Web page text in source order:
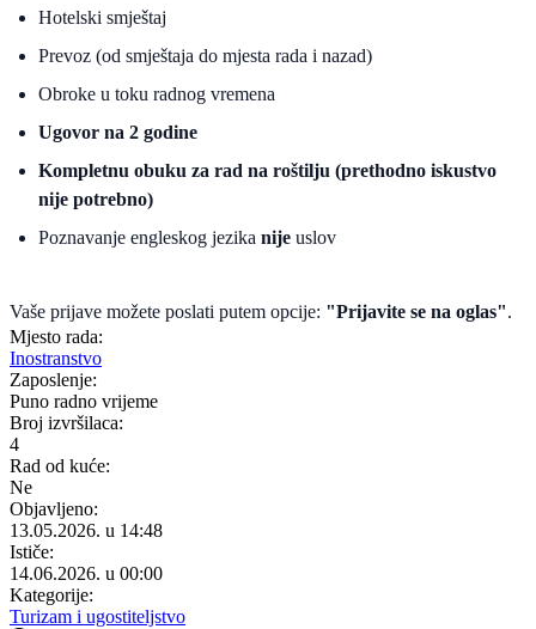
Hotelski smještaj
Prevoz (od smještaja do mjesta rada i nazad)
Obroke u toku radnog vremena
Ugovor na 2 godine
Kompletnu obuku za rad na roštilju (prethodno iskustvo
nije potrebno)
Poznavanje engleskog jezika nije uslov
Vaše prijave možete poslati putem opcije: "Prijavite se na oglas".
Mjesto rada:
Inostranstvo
Zaposlenje:
Puno radno vrijeme
Broj izvršilaca:
4
Rad od kuće:
Ne
Objavljeno:
13.05.2026. u 14:48
Ističe:
14.06.2026. u 00:00
Kategorije:
Turizam i ugostiteljstvo